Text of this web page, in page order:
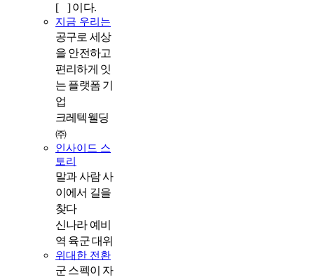
[ ] 이다.
지금 우리는
공구로 세상
을 안전하고
편리하게 잇
는 플랫폼 기
업
크레텍웰딩
㈜
인사이드 스
토리
말과 사람 사
이에서 길을
찾다
신나라 예비
역 육군 대위
위대한 전환
군 스펙이 자